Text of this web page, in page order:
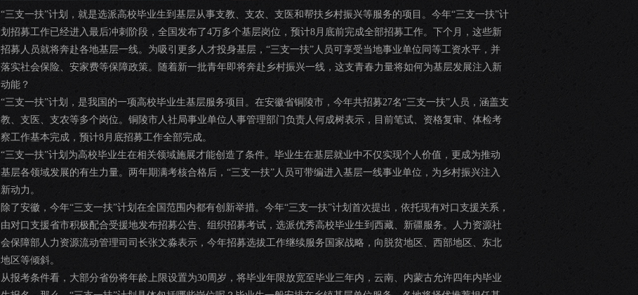
“三支一扶”计划，就是选派高校毕业生到基层从事支教、支农、支医和帮扶乡村振兴等服务的项目。今年“三支一扶”计
划招募工作已经进入最后冲刺阶段，全国发布了4万多个基层岗位，预计8月底前完成全部招募工作。下个月，这些新
招募人员就将奔赴各地基层一线。为吸引更多人才投身基层，“三支一扶”人员可享受当地事业单位同等工资水平，并
落实社会保险、安家费等保障政策。随着新一批青年即将奔赴乡村振兴一线，这支青春力量将如何为基层发展注入新
动能？
“三支一扶”计划，是我国的一项高校毕业生基层服务项目。在安徽省铜陵市，今年共招募27名“三支一扶”人员，涵盖支
教、支医、支农等多个岗位。铜陵市人社局事业单位人事管理部门负责人何成树表示，目前笔试、资格复审、体检考
察工作基本完成，预计8月底招募工作全部完成。
“三支一扶”计划为高校毕业生在相关领域施展才能创造了条件。毕业生在基层就业中不仅实现个人价值，更成为推动
基层各领域发展的有生力量。两年期满考核合格后，“三支一扶”人员可带编进入基层一线事业单位，为乡村振兴注入
新动力。
除了安徽，今年“三支一扶”计划在全国范围内都有创新举措。今年“三支一扶”计划首次提出，依托现有对口支援关系，
由对口支援省市积极配合受援地发布招募公告、组织招募考试，选派优秀高校毕业生到西藏、新疆服务。人力资源社
会保障部人力资源流动管理司司长张文淼表示，今年招募选拔工作继续服务国家战略，向脱贫地区、西部地区、东北
地区等倾斜。
从报考条件看，大部分省份将年龄上限设置为30周岁，将毕业年限放宽至毕业三年内，云南、内蒙古允许四年内毕业